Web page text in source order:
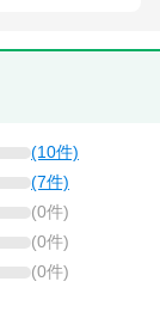
(10件)
(7件)
(0件)
(0件)
(0件)